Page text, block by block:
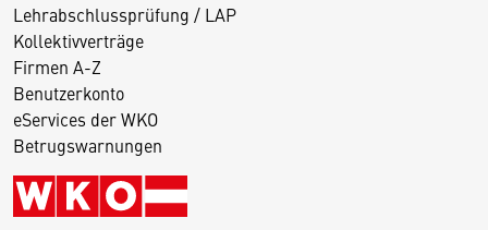
Lehrabschlussprüfung / LAP
Kollektivverträge
Firmen A-Z
Benutzerkonto
eServices der WKO
Betrugswarnungen